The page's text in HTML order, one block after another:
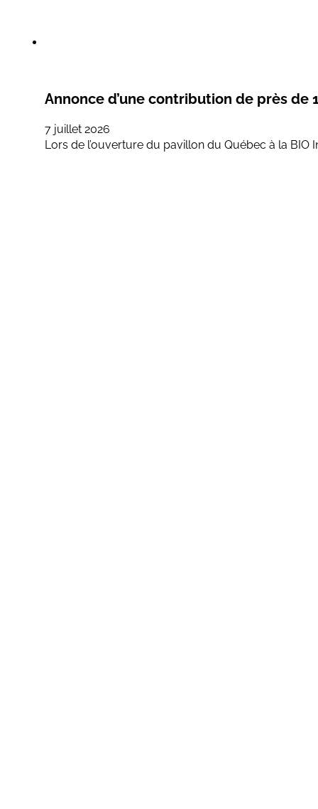
Annonce d’une contribution de près de
7 juillet 2026
Lors de l’ouverture du pavillon du Québec à la BIO